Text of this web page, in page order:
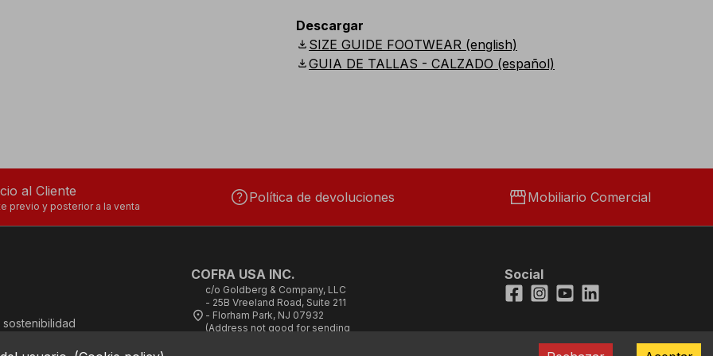
Descargar
download SIZE GUIDE FOOTWEAR (english)
downloadGUIA DE TALLAS - CALZADO (español)
al Cliente
previo y posterior a la venta helpPolítica de devoluciones storefrontMobiliario Comercial
COFRA USA INC.
location_on
c/o Goldberg & Company, LLC
- 25B Vreeland Road, Suite 211
- Florham Park, NJ 07932
(Address not good for sending
Social
Facebook
Instagram
YoutubeLinkedIn